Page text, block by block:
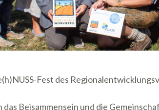
Fest des
Beisammensein und die